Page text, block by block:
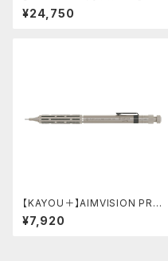
ルボックス (Navy Blue)
¥24,750
【KAYOU＋】AIMVISION PR
O/エイムビジョンプロ (チタニウ
ムゴールド)
¥7,920